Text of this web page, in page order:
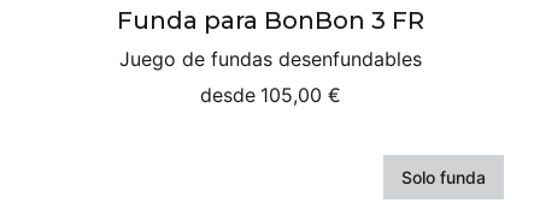
Funda para BonBon 3 FR
Juego de fundas desenfundables
desde 105,00 €
Solo funda